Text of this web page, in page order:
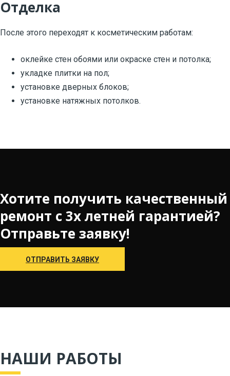
Отделка
После этого переходят к косметическим работам:
оклейке стен обоями или окраске стен и потолка;
укладке плитки на пол;
установке дверных блоков;
установке натяжных потолков.
Хотите получить качественный
ремонт с 3х летней гарантией?
Отправьте заявку!
ОТПРАВИТЬ ЗАЯВКУ
НАШИ РАБОТЫ